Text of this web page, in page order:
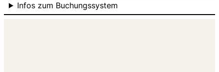
Infos zum Buchungssystem